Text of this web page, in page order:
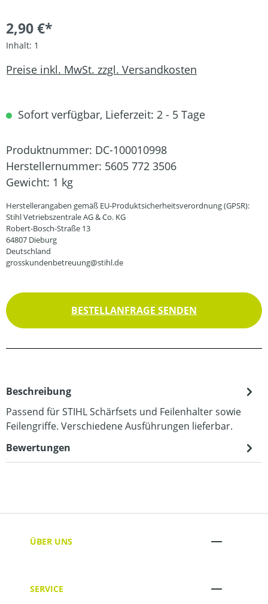
2,90 €*
Inhalt: 1
Preise inkl. MwSt. zzgl. Versandkosten
Sofort verfügbar, Lieferzeit: 2 - 5 Tage
Produktnummer: DC-100010998
Herstellernummer: 5605 772 3506
Gewicht: 1 kg
Herstellerangaben gemäß EU-Produktsicherheitsverordnung (GPSR):
Stihl Vetriebszentrale AG & Co. KG
Robert-Bosch-Straße 13
64807 Dieburg
Deutschland
grosskundenbetreuung@stihl.de
BESTELLANFRAGE SENDEN
Beschreibung
Passend für STIHL Schärfsets und Feilenhalter sowie
Feilengriffe. Verschiedene Ausführungen lieferbar.
Bewertungen
ÜBER UNS
SERVICE